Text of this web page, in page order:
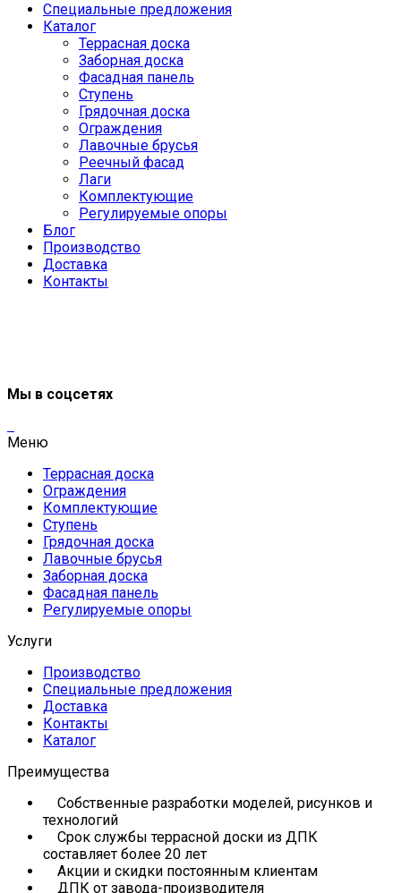
Специальные предложения
Каталог
Террасная доска
Заборная доска
Фасадная панель
Ступень
Грядочная доска
Ограждения
Лавочные брусья
Реечный фасад
Лаги
Комплектующие
Регулируемые опоры
Блог
Производство
Доставка
Контакты
Мы в соцсетях
Меню
Террасная доска
Ограждения
Комплектующие
Ступень
Грядочная доска
Лавочные брусья
Заборная доска
Фасадная панель
Регулируемые опоры
Услуги
Производство
Специальные предложения
Доставка
Контакты
Каталог
Преимущества
Собственные разработки моделей, рисунков и
технологий
Срок службы террасной доски из ДПК
составляет более 20 лет
Акции и скидки постоянным клиентам
ДПК от завода-производителя